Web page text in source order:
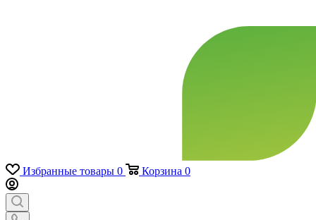
Избранные товары 0 Корзина 0